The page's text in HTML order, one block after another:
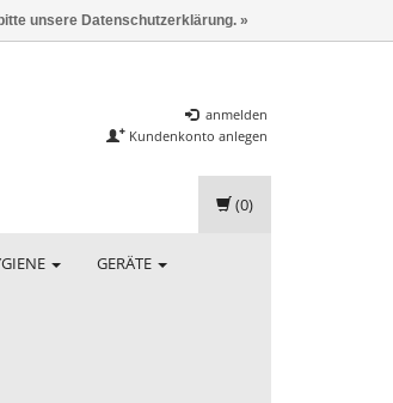
anmelden
Kundenkonto anlegen
GERÄTE
(0)
unsere Datenschutzerklärung. »